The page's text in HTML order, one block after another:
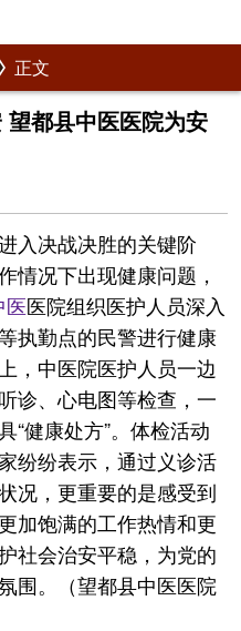
正文
都县中医医院为安
入决战决胜的关键阶
情况下出现健康问题，
医医院组织医护人员深入
执勤点的民警进行健康
，中医院医护人员一边
诊、心电图等检查，一
“健康处方”。体检活动
纷纷表示，通过义诊活
况，更重要的是感受到
加饱满的工作热情和更
社会治安平稳，为党的
围。（望都县中医医院